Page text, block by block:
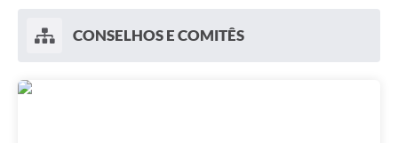
CONSELHOS E COMITÊS